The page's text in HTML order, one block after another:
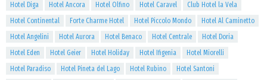
Hotel Diga
Hotel Ancora Hotel Olfino Hotel Caravel
Club Hotel la Vela
Hotel Continental
Forte Charme Hotel Hotel Piccolo Mondo
Hotel Al Caminetto
Hotel Angelini
Hotel Aurora Hotel Benaco Hotel Centrale
Hotel Doria
Hotel Eden
Hotel Geier Hotel Holiday Hotel Ifigenia
Hotel Miorelli
Hotel Paradiso
Hotel Pineta del Lago Hotel Rubino
Hotel Santoni